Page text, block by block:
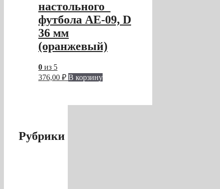
настольного
футбола AE-09, D
36 мм
(оранжевый)
0 из 5
376,00 ₽ В корзину
Рубрики